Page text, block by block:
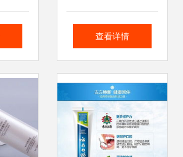
售行 度——探索互联网
用新篇章
查看详情